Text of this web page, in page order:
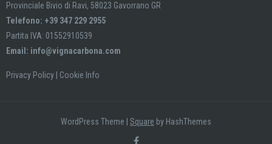
Provinciale Bivio di Ravi, 58023 Gavorrano GR
Telefono: +39 347 229 2955
Partita IVA: 01552910539
Email: info@vignacarbona.com
Privacy Policy Cookie Info
WordPress Theme Square by HashThemes